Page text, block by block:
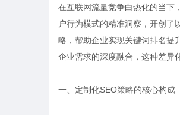
在互联网流量竞争白热化的当下
户行为模式的精准洞察，开创
略，帮助企业实现关键词排名提
企业需求的深度融合，这种差异
一、定制化SEO策略的核心构成